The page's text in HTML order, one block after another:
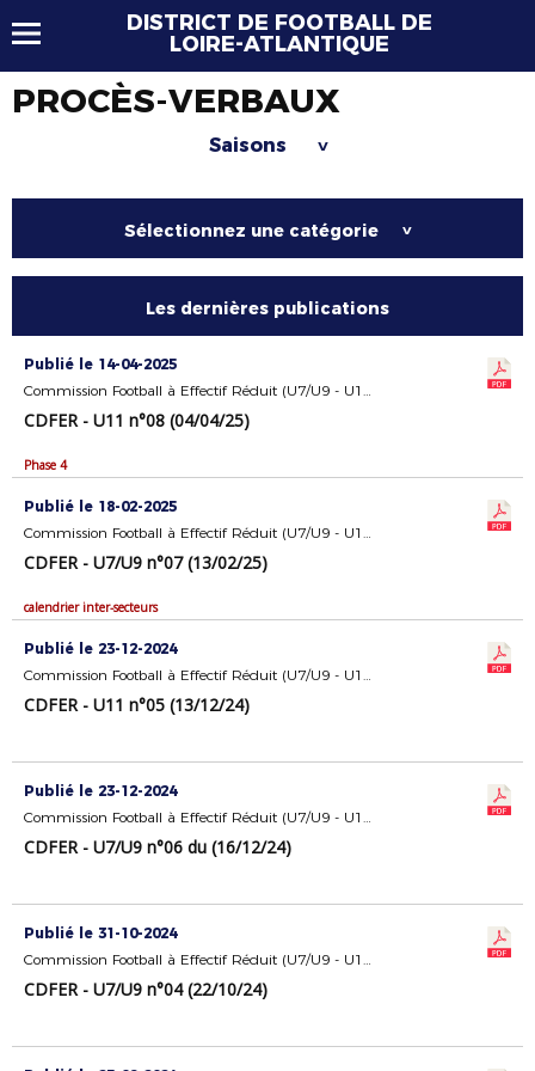
DISTRICT DE FOOTBALL DE
LOIRE-ATLANTIQUE
PROCÈS-VERBAUX
Saisons >
Sélectionnez une catégorie >
Les dernières publications
Publié le 14-04-2025
Commission Football à Effectif Réduit (U7/U9 - U11)
CDFER - U11 n°08 (04/04/25)
Phase 4
Publié le 18-02-2025
Commission Football à Effectif Réduit (U7/U9 - U11)
CDFER - U7/U9 n°07 (13/02/25)
calendrier inter-secteurs
Publié le 23-12-2024
Commission Football à Effectif Réduit (U7/U9 - U11)
CDFER - U11 n°05 (13/12/24)
Publié le 23-12-2024
Commission Football à Effectif Réduit (U7/U9 - U11)
CDFER - U7/U9 n°06 du (16/12/24)
Publié le 31-10-2024
Commission Football à Effectif Réduit (U7/U9 - U11)
CDFER - U7/U9 n°04 (22/10/24)